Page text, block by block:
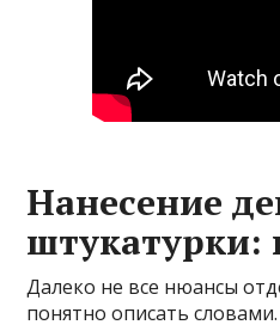
Нанесение
штукатурки:
Далеко не все нюансы
понятно описать